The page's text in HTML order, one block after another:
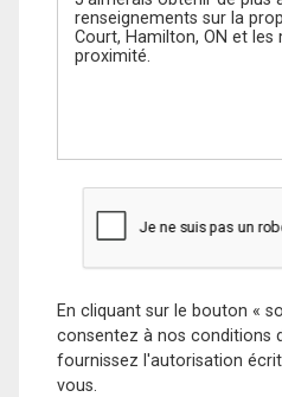
En cliquant sur le bouton «
consentez à nos conditions
fournissez l'autorisation
vous.